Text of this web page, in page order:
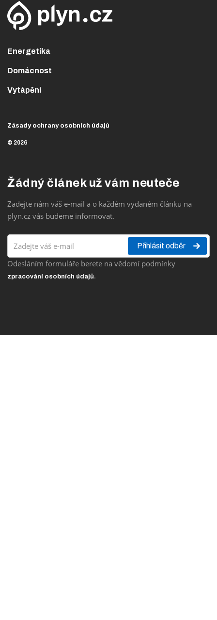
Energetika
Domácnost
Vytápění
Zásady ochrany osobních údajů
© 2026
Žádný článek už vám neuteče
Zadejte nám váš e-mail a o každém vydaném článku na
plyn.cz vás budeme informovat.
Přihlásit odběr
Odesláním formuláře berete na vědomí podmínky
zpracování osobních údajů.